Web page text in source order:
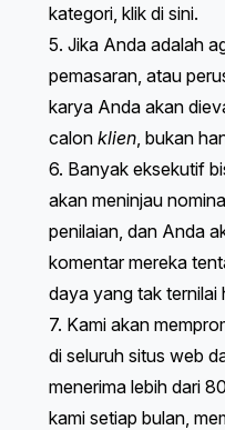
kategori, klik di sini.
5. Jika Anda adalah
pemasaran, atau
karya Anda akan
calon klien , bukan
6. Banyak eksekutif
akan meninjau
penilaian, dan Anda
komentar mereka
daya yang tak ternilai
7. Kami akan
di seluruh situs web
menerima lebih dari
kami setiap bulan,